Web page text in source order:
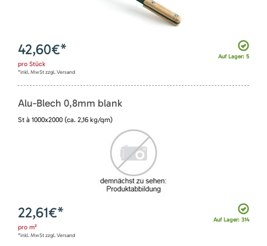
Auf Lager: 5
42,60€*
pro Stück
*inkl. MwSt zzgl. Versand
Alu-Blech 0,8mm blank
St à 1000x2000 (ca. 2,16 kg/qm)
Auf Lager: 314
22,61€*
pro m²
*inkl. MwSt zzgl. Versand